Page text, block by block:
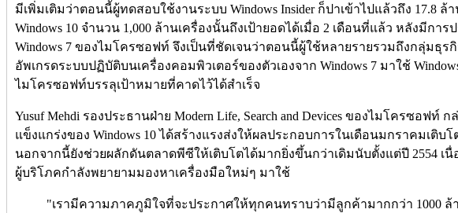
มีเพิ่มเติมว่าตอนนี้ผู้ทดสอบใช้งานระบบ Windows Insider ก็ปาเข้าไปแล้วถึง 17.8
Windows 10 จำนวน 1,000 ล้านเครื่องนั้นถึงเป้ายอดได้เมื่อ 2 เดือนที่แล้ว หลังมีกา
Windows 7 ของไมโครซอฟท์ จึงเป็นที่ชัดเจนว่าตอนนี้ผู้ใช้หลายรายรวมถึงกลุ่มธุร
อัพเกรดระบบปฏิบัติบนเครื่องคอมพิวเตอร์ของตัวเองจาก Windows 7 มาใช้
ไมโครซอฟท์บรรลุเป้าหมายที่คาดไว้ได้สำเร็จ
Yusuf Mehdi รองประธานฝ่าย Modern Life, Search and Devices ของไมโครซอฟท์
แข็งแกร่งของ Windows 10 ได้สร้างแรงส่งให้ผลประกอบการในเดือนมกราคมเติบ
นอกจากนี้ยังช่วยผลักดันตลาดพีซีให้เติบโตได้มากยิ่งขึ้นกว่าเดิมนับตั้งแต่ปี 2554 เ
ผู้บริโภคกำลังพยายามมองหาเครื่องมือใหม่ๆ มาใช้
"เรามีความภาคภูมิใจที่จะประกาศให้ทุกคนทราบว่ามีลูกค้ามากกว่า 1000 ล้